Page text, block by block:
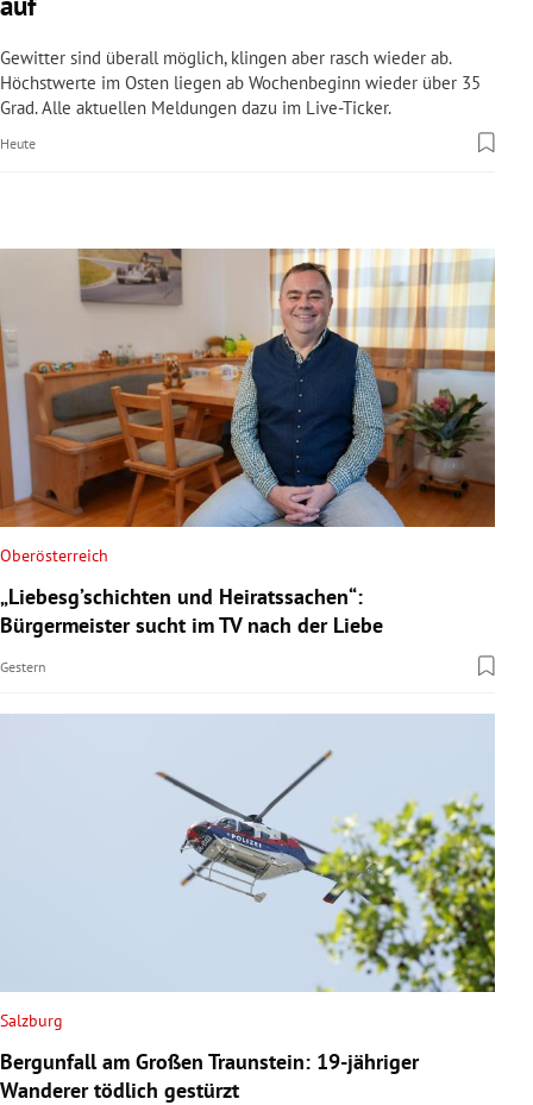
Untermenü
Untermenü
Untermenü
Untermenü
Untermenü
Gewitter sind überall möglich, klingen aber rasch wieder ab.
Höchstwerte im Osten liegen ab Wochenbeginn wieder über 35
Grad. Alle aktuellen Meldungen dazu im Live-Ticker.
Heute
Oberösterreich
„Liebesg’schichten und Heiratssachen“:
Bürgermeister sucht im TV nach der Liebe
Gestern
Salzburg
Bergunfall am Großen Traunstein: 19-jähriger
Wanderer tödlich gestürzt